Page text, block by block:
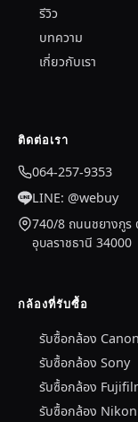
รีวิว
บทความ
เกี่ยวกับเรา
ติดต่อเรา
064-257-9353
LINE: @webuy
740/8 ถนนชยางกูร
อุบลราชธานี 34000
กล้องที่รับซื้อ
รับซื้อกล้อง Canon
รับซื้อกล้อง Sony
รับซื้อกล้อง
รับซื้อกล้อง Nikon